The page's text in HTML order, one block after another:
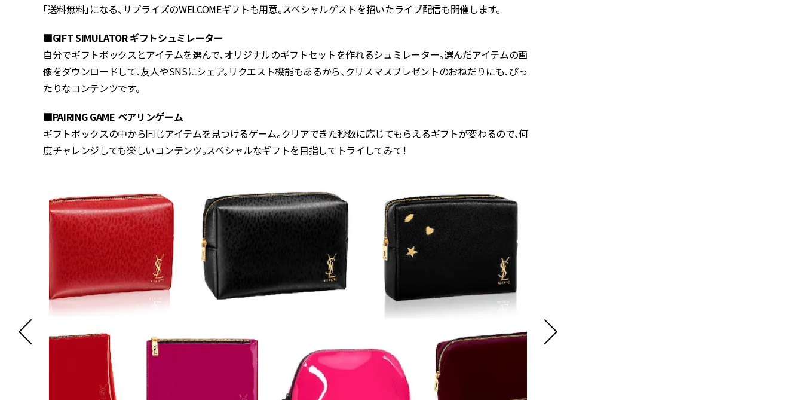
「送料無料」になる、サプライズのWELCOMEギフトも用意。スペシャルゲストを招いたライブ配信も開催します。
■GIFT SIMULATOR ギフトシュミレーター
自分でギフトボックスとアイテムを選んで、オリジナルのギフトセットを作れるシュミレーター。選んだアイテムの画
像をダウンロードして、友人やSNSにシェア。リクエスト機能もあるから、クリスマスプレゼントのおねだりにも、ぴっ
たりなコンテンツです。
■PAIRING GAME ペアリンゲーム
ギフトボックスの中から同じアイテムを見つけるゲーム。クリアできた秒数に応じてもらえるギフトが変わるので、何
度チャレンジしても楽しいコンテンツ。スペシャルなギフトを目指してトライしてみて!